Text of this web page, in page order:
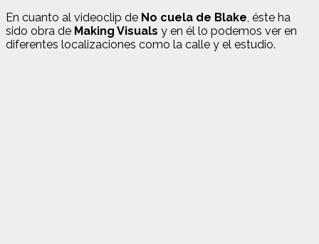
En cuanto al videoclip de No cuela de Blake, éste ha
sido obra de Making Visuals y en él lo podemos ver en
diferentes localizaciones como la calle y el estudio.